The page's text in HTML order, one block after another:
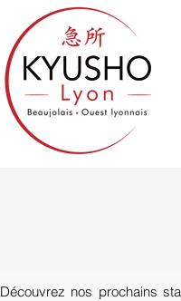
Découvrez nos prochains